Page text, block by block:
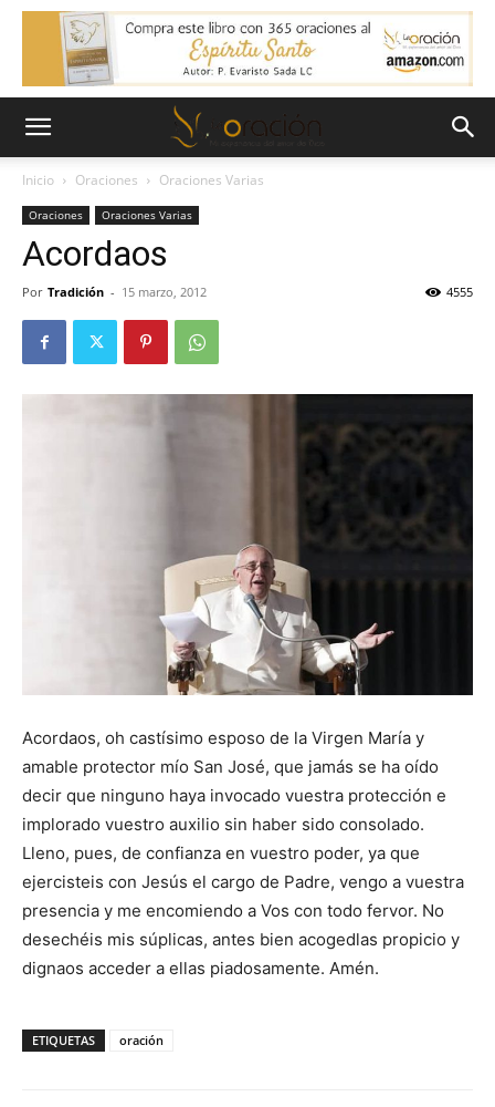
Inicio Oraciones Oraciones Varias
Oraciones Oraciones Varias
Acordaos
Por Tradición - 15 marzo, 2012 4555
Acordaos, oh castísimo esposo de la Virgen María y
amable protector mío San José, que jamás se ha oído
decir que ninguno haya invocado vuestra protección e
implorado vuestro auxilio sin haber sido consolado.
Lleno, pues, de confianza en vuestro poder, ya que
ejercisteis con Jesús el cargo de Padre, vengo a vuestra
presencia y me encomiendo a Vos con todo fervor. No
desechéis mis súplicas, antes bien acogedlas propicio y
dignaos acceder a ellas piadosamente. Amén.
ETIQUETAS oración